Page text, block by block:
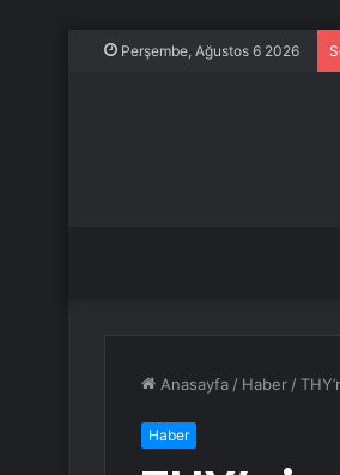
Perşembe, Ağustos 6 2026
Anasayfa / Haber /
Haber